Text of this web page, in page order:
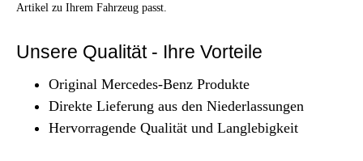
Artikel zu Ihrem Fahrzeug passt.
Unsere Qualität - Ihre Vorteile
Original Mercedes-Benz Produkte
Direkte Lieferung aus den Niederlassungen
Hervorragende Qualität und Langlebigkeit